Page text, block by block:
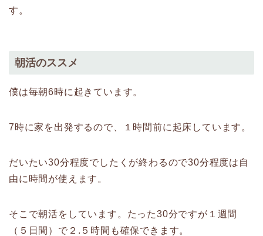
す。
朝活のススメ
僕は毎朝6時に起きています。
7時に家を出発するので、１時間前に起床しています。
だいたい30分程度でしたくが終わるので30分程度は自
由に時間が使えます。
そこで朝活をしています。たった30分ですが１週間
（５日間）で２.５時間も確保できます。